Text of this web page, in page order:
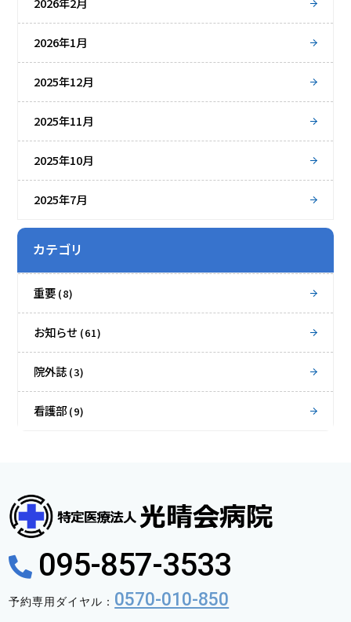
2026年1月
2025年12月
2025年11月
2025年10月
2025年7月
カテゴリ
重要 (8)
お知らせ (61)
院外誌 (3)
看護部 (9)
095-857-3533
予約専用ダイヤル： 0570-010-850